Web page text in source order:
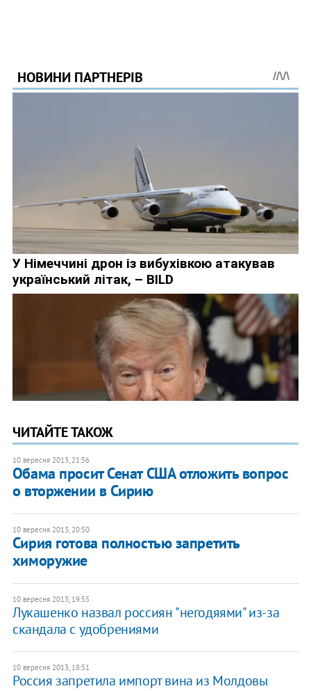
ЧИТАЙТЕ ТАКОЖ
10 вересня 2013, 21:56
Обама просит Сенат США отложить вопрос
о вторжении в Сирию
10 вересня 2013, 20:50
Сирия готова полностью запретить
химоружие
10 вересня 2013, 19:55
Лукашенко назвал россиян "негодяями" из-за
скандала с удобрениями
10 вересня 2013, 18:51
Россия запретила импорт вина из Молдовы